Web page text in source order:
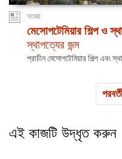
সংজ্ঞা
মেসোপটেমিয়ার শিল্প ও
স্থাপত্যের জন্ম
প্রাচীন মেসোপটেমিয়ার শিল্প এবং
এই কাজটি উদ্ধৃত করুন